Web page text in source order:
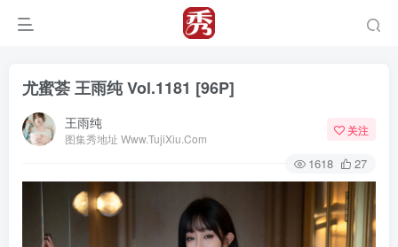
尤蜜荟 王雨纯 Vol.1181 [96P]
王雨纯
图集秀地址 Www.TujiXiu.Com
关注
1618 27